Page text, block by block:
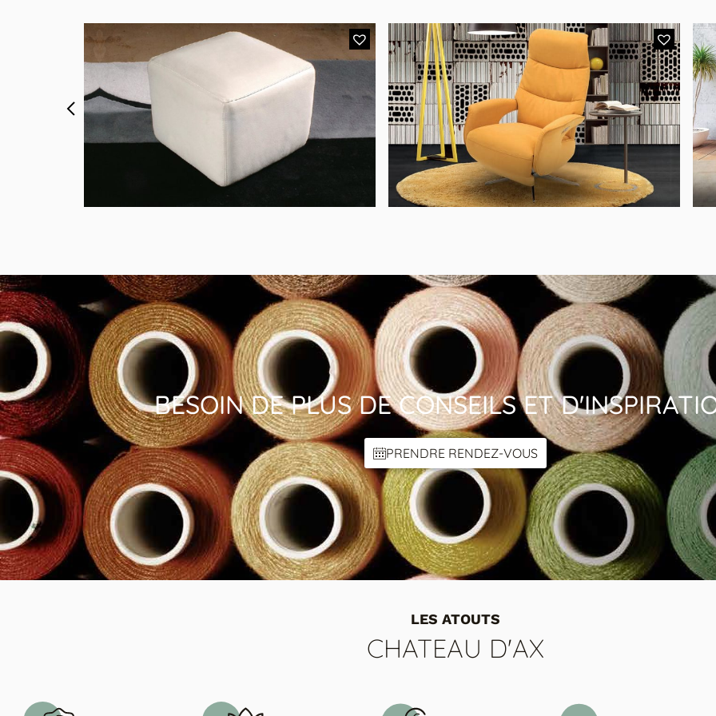
Pouf en Cuir Blanc Fauteuil Relaxation Accoudoirs Tissu Moutarde
BESOIN DE PLUS DE CONSEILS ET
PRENDRE RENDEZ-VOUS
LES ATOUTS
CHATEAU D'AX